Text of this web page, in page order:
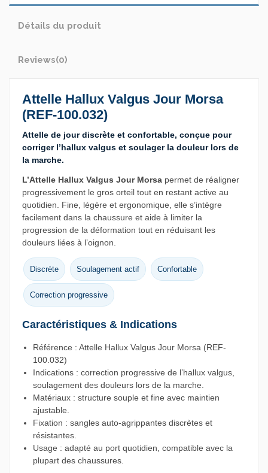
Détails du produit
Reviews(0)
Attelle Hallux Valgus Jour Morsa
(REF-100.032)
Attelle de jour discrète et confortable, conçue pour
corriger l’hallux valgus et soulager la douleur lors de
la marche.
L’Attelle Hallux Valgus Jour Morsa permet de réaligner
progressivement le gros orteil tout en restant active au
quotidien. Fine, légère et ergonomique, elle s’intègre
facilement dans la chaussure et aide à limiter la
progression de la déformation tout en réduisant les
douleurs liées à l’oignon.
Discrète Soulagement actif Confortable
Correction progressive
Caractéristiques & Indications
Référence : Attelle Hallux Valgus Jour Morsa (REF-
100.032)
Indications : correction progressive de l’hallux valgus,
soulagement des douleurs lors de la marche.
Matériaux : structure souple et fine avec maintien
ajustable.
Fixation : sangles auto-agrippantes discrètes et
résistantes.
Usage : adapté au port quotidien, compatible avec la
plupart des chaussures.